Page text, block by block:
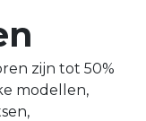
zijn tot 50%
modellen,